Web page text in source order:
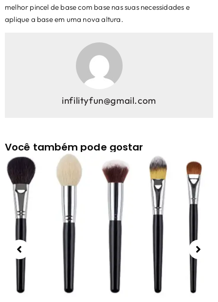
melhor pincel de base com base nas suas necessidades e
aplique a base em uma nova altura.
infilityfun@gmail.com
Você também pode gostar